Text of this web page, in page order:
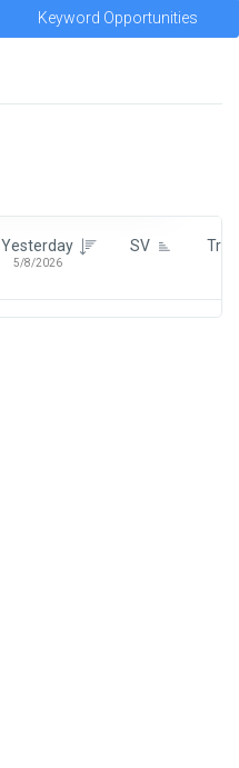
Keyword Opportunities
Yesterday
5/8/2026
SV